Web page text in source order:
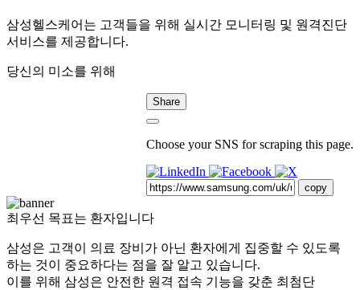
삼성헬스케어는 고객들을 위해 실시간 모니터링 및 원격진단
서비스를 제공합니다.
당신의 미소를 위해
Share
Choose your SNS for scraping this page.
copy
최우선 목표는 환자입니다
삼성은 고객이 의료 장비가 아닌 환자에게 집중할 수 있도록
하는 것이 중요하다는 점을 잘 알고 있습니다.
이를 위해 삼성은 안전한 원격 접속 기능을 갖춘 최첨단